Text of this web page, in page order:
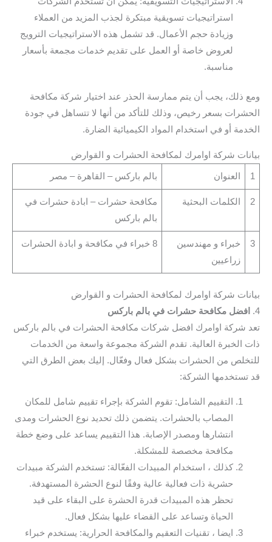
استراتيجيات تسويقية مبتكرة لجذب المزيد من العملاء
وزيادة حجم الأعمال. قد تشمل هذه الاستراتيجيات الترويج
لعروض خاصة أو العمل على تقديم خدمات مجمعة بأسعار
مناسبة.
ومع ذلك، يجب أن يتم ممارسة الحذر عند اختيار شركة مكافحة
الحشرات بسعر رخيص، وذلك للتأكد من أنها لا تتساهل في جودة
الخدمة أو في استخدام المواد الكيميائية الضارة.
بيانات شركة اوامرك لمكافحة الحشرات و القوارض
1 العنوان بالم باركس – القاهرة – مصر
2 الكلمات البحثية
مكافحة حشرات – ابادة حشرات في
بالم باركس
3
خبراء و مهندسين
زراعيين
8 خبراء في مكافحة و ابادة الحشرات
بيانات شركة اوامرك لمكافحة الحشرات و القوارض
4.
افضل مكافحة حشرات في بالم باركس
تعد شركة اوامرك افضل شركات مكافحة الحشرات في بالم باركس
ذات الخبرة العالية. تقدم الشركة مجموعة واسعة من الخدمات
للتخلص من الحشرات بشكل فعال وفعّال. إليك بعض الطرق التي
قد تستخدمها الشركة:
التقييم الشامل: تقوم الشركة بإجراء تقييم شامل للمكان
المصاب بالحشرات. يتضمن ذلك تحديد نوع الحشرات ومدى
انتشارها ومصدر الإصابة. هذا التقييم يساعد على وضع خطة
مكافحة مخصصة للمشكلة.
كذلك ، استخدام المبيدات الفعّالة: تستخدم الشركة مبيدات
حشرية ذات فعالية عالية وفقًا لنوع الحشرة المستهدفة.
تحظر هذه المبيدات قدرة الحشرة على البقاء على قيد
الحياة وتساعد على القضاء عليها بشكل فعال.
ايضا ، تقنيات التعقيم والمكافحة الحرارية: يستخدم خبراء